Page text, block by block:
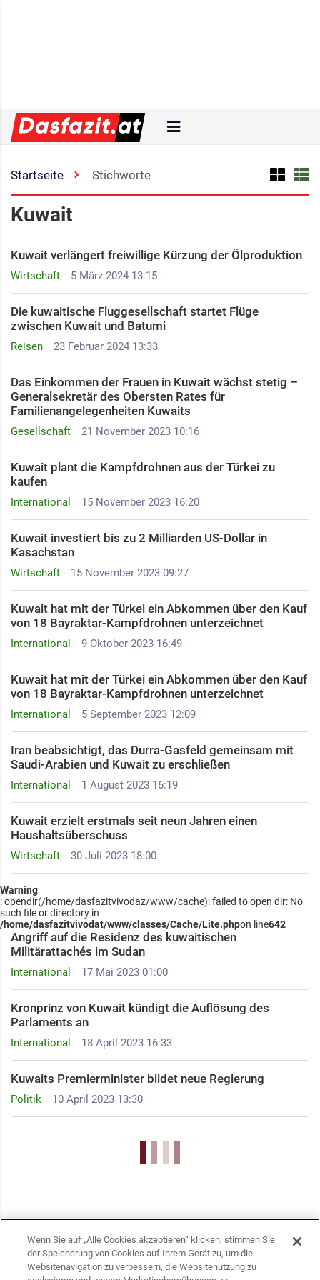
Startseite Stichworte
Kuwait
Wirtschaft 5 März 2024 13:15
Kuwait verlängert freiwillige Kürzung der Ölproduktion
Reisen 23 Februar 2024 13:33
Die kuwaitische Fluggesellschaft startet Flüge
zwischen Kuwait und Batumi
Gesellschaft 21 November 2023 10:16
Das Einkommen der Frauen in Kuwait wächst stetig –
Generalsekretär des Obersten Rates für
Familienangelegenheiten Kuwaits
International 15 November 2023 16:20
Kuwait plant die Kampfdrohnen aus der Türkei zu
kaufen
Wirtschaft 15 November 2023 09:27
Kuwait investiert bis zu 2 Milliarden US-Dollar in
Kasachstan
International 9 Oktober 2023 16:49
Kuwait hat mit der Türkei ein Abkommen über den Kauf
von 18 Bayraktar-Kampfdrohnen unterzeichnet
International 5 September 2023 12:09
Kuwait hat mit der Türkei ein Abkommen über den Kauf
von 18 Bayraktar-Kampfdrohnen unterzeichnet
International 1 August 2023 16:19
Iran beabsichtigt, das Durra-Gasfeld gemeinsam mit
Saudi-Arabien und Kuwait zu erschließen
Wirtschaft 30 Juli 2023 18:00
Kuwait erzielt erstmals seit neun Jahren einen
Haushaltsüberschuss
Warning
: opendir(/home/dasfazitvivodaz/www/cache): failed to open dir: No
such file or directory in
/home/dasfazitvivodat/www/classes/Cache/Lite.phpon line642
International 17 Mai 2023 01:00
Angriff auf die Residenz des kuwaitischen
Militärattachés im Sudan
International 18 April 2023 16:33
Kronprinz von Kuwait kündigt die Auflösung des
Parlaments an
Politik 10 April 2023 13:30
Kuwaits Premierminister bildet neue Regierung
Wenn Sie auf „Alle Cookies akzeptieren“ klicken, stimmen Sie
der Speicherung von Cookies auf Ihrem Gerät zu, um die
Websitenavigation zu verbessern, die Websitenutzung zu